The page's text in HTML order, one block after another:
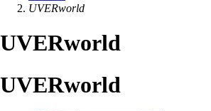
UVERworld
UVERworld
UVERworld